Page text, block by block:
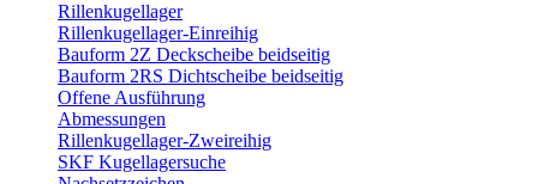
Rillenkugellager
Rillenkugellager-Einreihig
Bauform 2Z Deckscheibe beidseitig
Bauform 2RS Dichtscheibe beidseitig
Offene Ausführung
Abmessungen
Rillenkugellager-Zweireihig
SKF Kugellagersuche